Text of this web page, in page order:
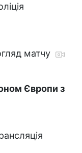
матчу
Європи з